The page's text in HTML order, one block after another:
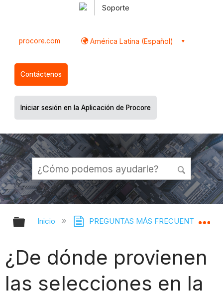
Soporte
procore.com América Latina (Español)
Contáctenos
Iniciar sesión en la Aplicación de Procore
Expandir/contraer jerarquía global
Inicio PREGUNTAS MÁS FRECUENTES
¿De dónde provienen
las selecciones en la